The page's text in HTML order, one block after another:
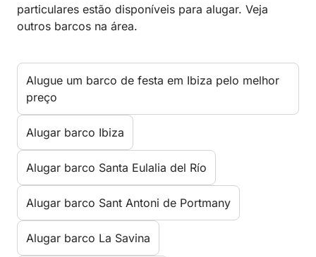
particulares estão disponíveis para alugar. Veja
outros barcos na área.
Alugue um barco de festa em Ibiza pelo melhor
preço
Alugar barco Ibiza
Alugar barco Santa Eulalia del Río
Alugar barco Sant Antoni de Portmany
Alugar barco La Savina